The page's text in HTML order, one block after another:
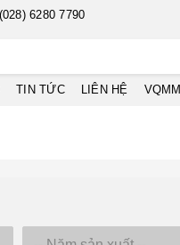
(028) 6280 7790
TIN TỨC LIÊN HỆ VQMM